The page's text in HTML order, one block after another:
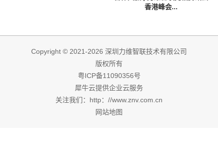
香港峰会...
Copyright © 2021-2026 深圳力维智联技术有限公司
版权所有
粤ICP备11090356号
犀牛云提供企业云服务
关注我们：http：//www.znv.com.cn
网站地图